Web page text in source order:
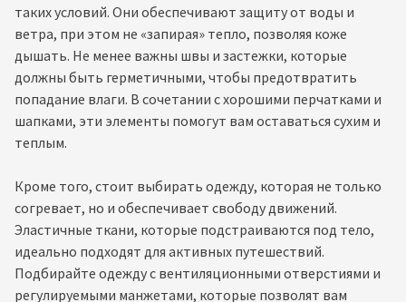
таких условий. Они обеспечивают защиту от воды и
ветра, при этом не «запирая» тепло, позволяя коже
дышать. Не менее важны швы и застежки, которые
должны быть герметичными, чтобы предотвратить
попадание влаги. В сочетании с хорошими перчатками и
шапками, эти элементы помогут вам оставаться сухим и
теплым.
Кроме того, стоит выбирать одежду, которая не только
согревает, но и обеспечивает свободу движений.
Эластичные ткани, которые подстраиваются под тело,
идеально подходят для активных путешествий.
Подбирайте одежду с вентиляционными отверстиями и
регулируемыми манжетами, которые позволят вам